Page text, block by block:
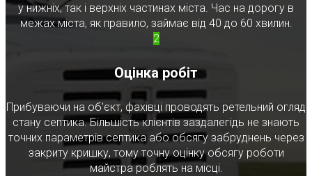
у нижніх, так і верхніх частинах міста. Час на дорогу в
межах міста, як правило, займає від 40 до 60 хвилин.
2
Оцінка робіт
Прибуваючи на об'єкт, фахівці проводять ретельний огляд
стану септика. Більшість клієнтів заздалегідь не знають
точних параметрів септика або обсягу забруднень через
закриту кришку, тому точну оцінку обсягу роботи
майстра роблять на місці.